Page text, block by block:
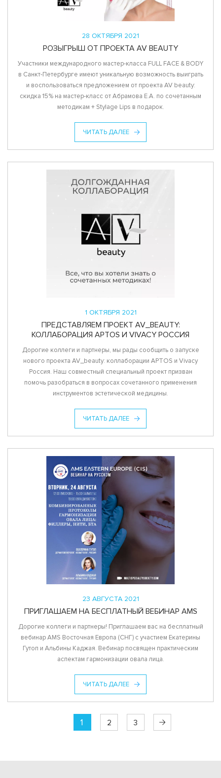
28 ОКТЯБРЯ 2021
РОЗЫГРЫШ ОТ ПРОЕКТА AV BEAUTY
Участники международного мастер-класса FULL FACE & BODY
в Санкт-Петербурге имеют уникальную возможность выиграть
и воспользоваться предложением от проекта AV beauty:
скидка 15% на мастер-класс от Абрамова Е.А. по сочетанным
методикам + Stylage Lips в подарок.
ЧИТАТЬ ДАЛЕЕ
1 ОКТЯБРЯ 2021
ПРЕДСТАВЛЯЕМ ПРОЕКТ AV_BEAUTY:
КОЛЛАБОРАЦИЯ APTOS И VIVACY РОССИЯ
Дорогие коллеги и партнеры, мы рады сообщить о запуске
нового проекта AV_beauty: коллаборации APTOS и Vivacy
Россия. Наш совместный специальный проект призван
помочь разобраться в вопросах сочетанного применения
инструментов эстетической медицины.
ЧИТАТЬ ДАЛЕЕ
23 АВГУСТА 2021
ПРИГЛАШАЕМ НА БЕСПЛАТНЫЙ ВЕБИНАР AMS
Дорогие коллеги и партнеры! Приглашаем вас на бесплатный
вебинар AMS Восточная Европа (СНГ) с участием Екатерины
Гутоп и Альбины Каджая. Вебинар посвящен практическим
аспектам гармонизации овала лица.
ЧИТАТЬ ДАЛЕЕ
1 2 3